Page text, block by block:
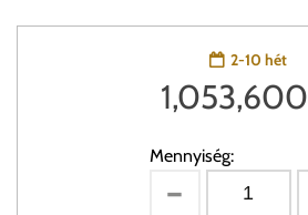
2-10 hét
1,053,600
Mennyiség: